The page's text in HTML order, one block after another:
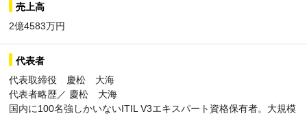
売上高
2億4583万円
代表者
代表取締役 慶松 大海
代表者略歴／ 慶松 大海
国内に100名強しかいないITIL V3エキスパート資格保有者。大規模